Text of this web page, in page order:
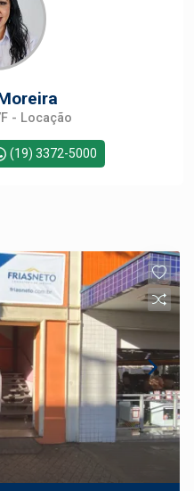
- Locação
(19) 3372-5000